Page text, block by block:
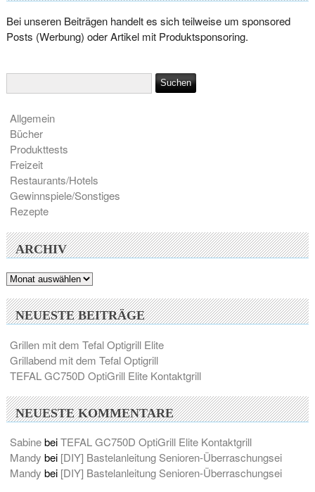
Bei unseren Beiträgen handelt es sich teilweise um sponsored
Posts (Werbung) oder Artikel mit Produktsponsoring.
Allgemein
Bücher
Produkttests
Freizeit
Restaurants/Hotels
Gewinnspiele/Sonstiges
Rezepte
ARCHIV
Archiv
NEUESTE BEITRÄGE
Grillen mit dem Tefal Optigrill Elite
Grillabend mit dem Tefal Optigrill
TEFAL GC750D OptiGrill Elite Kontaktgrill
NEUESTE KOMMENTARE
SabinebeiTEFAL GC750D OptiGrill Elite Kontaktgrill
Mandy bei [DIY] Bastelanleitung Senioren-Überraschungsei
Mandy bei [DIY] Bastelanleitung Senioren-Überraschungsei